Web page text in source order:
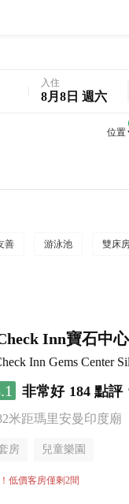
入住
8月8日 週六
位置
善 游泳池 雙床
Inn寶石中
Inn Gems Center
非常好 184 點評
米距瑪里安曼印度廟
房 兒童樂園
低價客房僅剩2間